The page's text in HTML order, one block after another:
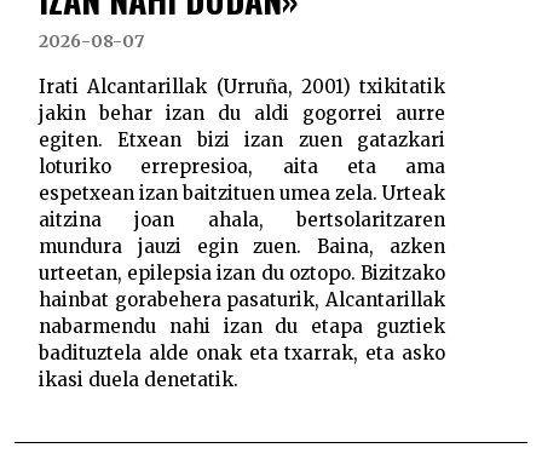
2026-08-07
Irati Alcantarillak (Urruña, 2001) txikitatik
jakin behar izan du aldi gogorrei aurre
egiten. Etxean bizi izan zuen gatazkari
loturiko errepresioa, aita eta ama
espetxean izan baitzituen umea zela. Urteak
aitzina joan ahala, bertsolaritzaren
mundura jauzi egin zuen. Baina, azken
urteetan, epilepsia izan du oztopo. Bizitzako
hainbat gorabehera pasaturik, Alcantarillak
nabarmendu nahi izan du etapa guztiek
badituztela alde onak eta txarrak, eta asko
ikasi duela denetatik.